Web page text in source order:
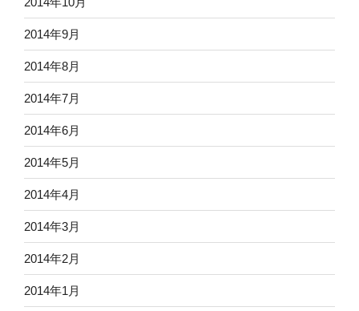
2014年9月
2014年8月
2014年7月
2014年6月
2014年5月
2014年4月
2014年3月
2014年2月
2014年1月